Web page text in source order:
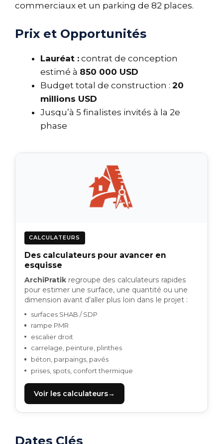
commerciaux et un parking de 82 places.
Prix et Opportunités
Lauréat : contrat de conception
estimé à 850 000 USD
Budget total de construction : 20
millions USD
Jusqu’à 5 finalistes invités à la 2e
phase
CALCULATEURS
Des calculateurs pour avancer en
esquisse
ArchiPratikregroupe des calculateurs rapides
pour estimer une surface, une quantité ou une
dimension avant d’aller plus loin dans le projet :
surfaces SHAB / SDP
rampe PMR
escalier droit
carrelage, peinture, plinthes
béton, parpaings, pavés
prises, spots, confort thermique
Voir les calculateurs
Dates Clés